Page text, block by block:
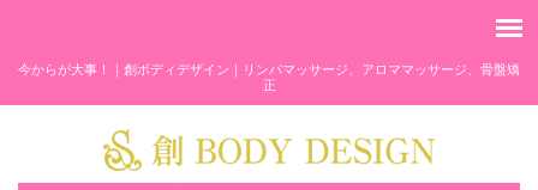
今からが大事！｜創ボディデザイン｜リンパマッサージ、アロママッサージ、骨盤矯
正